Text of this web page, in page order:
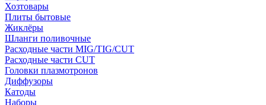
Хозтовары
Плиты бытовые
Жиклёры
Шланги поливочные
Расходные части MIG/TIG/CUT
Расходные части CUT
Головки плазмотронов
Диффузоры
Катоды
Наборы